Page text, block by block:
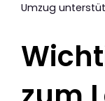
Umzug